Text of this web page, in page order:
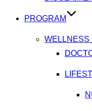
PROGRAM
WELLNESS